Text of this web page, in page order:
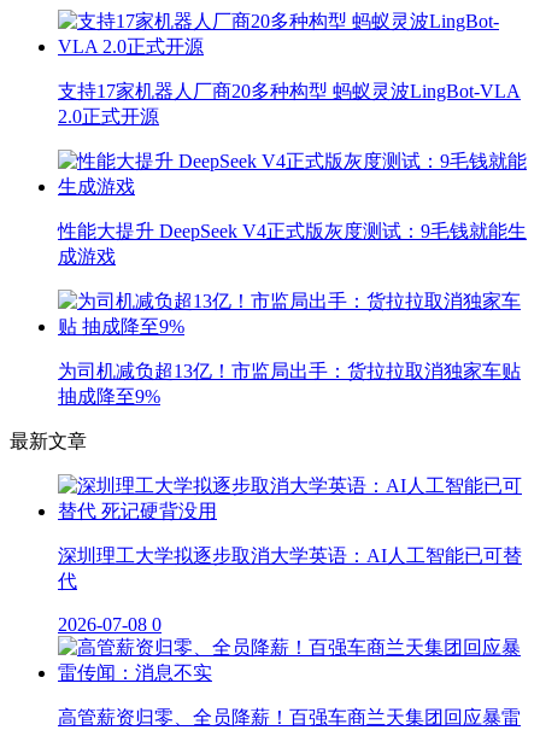
支持17家机器人厂商20多种构型 蚂蚁灵波LingBot-VLA
2.0正式开源
性能大提升 DeepSeek V4正式版灰度测试：9毛钱就能生
成游戏
为司机减负超13亿！市监局出手：货拉拉取消独家车贴
抽成降至9%
最新文章
深圳理工大学拟逐步取消大学英语：AI人工智能已可替
代
2026-07-08 0
高管薪资归零、全员降薪！百强车商兰天集团回应暴雷